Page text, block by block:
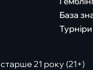
База
21 року (21+)